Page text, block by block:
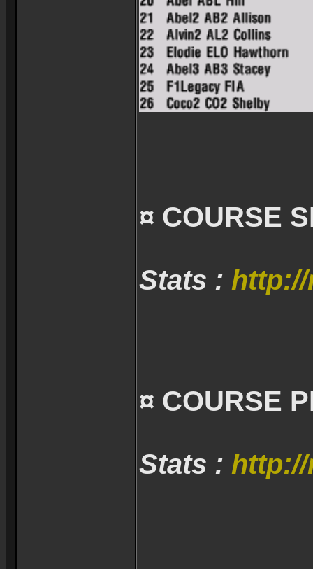
¤ COURSE
Stats :
¤ COURSE
Stats :